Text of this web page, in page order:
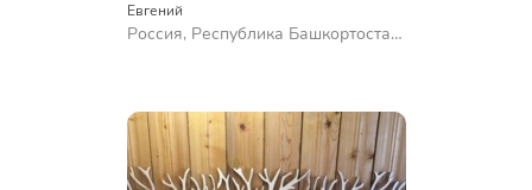
Евгений
Россия, Республика Башкортостан,